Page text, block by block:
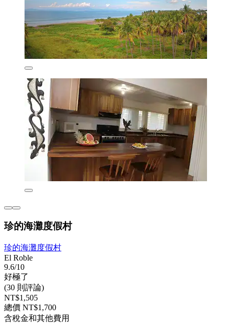
珍的海灘度假村
珍的海灘度假村
El Roble
9.6/10
好極了
(30 則評論)
NT$1,505
總價 NT$1,700
含稅金和其他費用